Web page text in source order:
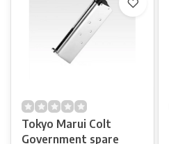
Tokyo Marui Colt
Government spare